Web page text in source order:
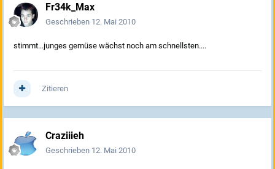
Fr34k_Max
Geschrieben 12. Mai 2010
stimmt...junges gemüse wächst noch am schnellsten....
Zitieren
Craziiieh
Geschrieben 12. Mai 2010